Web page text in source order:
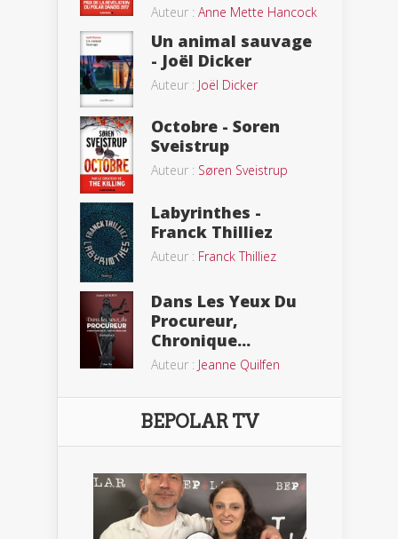
Auteur : Anne Mette Hancock
Un animal sauvage
- Joël Dicker
Auteur : Joël Dicker
Octobre - Soren
Sveistrup
Auteur : Søren Sveistrup
Labyrinthes -
Franck Thilliez
Auteur : Franck Thilliez
Dans Les Yeux Du
Procureur,
Chronique...
Auteur : Jeanne Quilfen
BEPOLAR TV